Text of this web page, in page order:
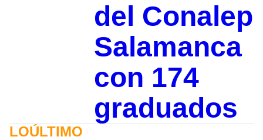
del Conalep
Salamanca
con 174
graduados
LOÚLTIMO